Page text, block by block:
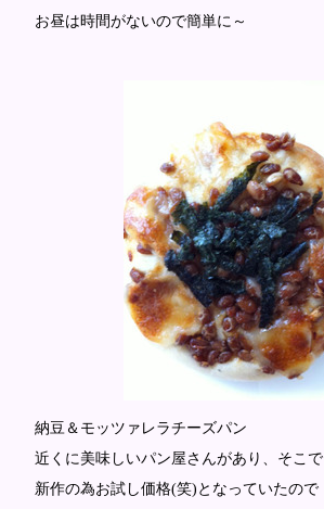
お昼は時間がないので簡単に～
納豆＆モッツァレラチーズパン
近くに美味しいパン屋さんがあり、そこで
新作の為お試し価格(笑)となっていたので